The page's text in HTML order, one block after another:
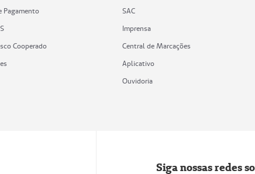
Pagamento
Cooperado
SAC
Imprensa
Central de Marcações
Aplicativo
Ouvidoria
Siga nossas redes